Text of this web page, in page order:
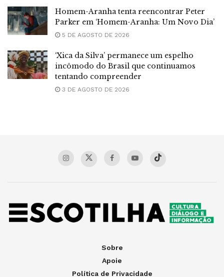
Homem-Aranha tenta reencontrar Peter
Parker em ‘Homem-Aranha: Um Novo Dia’
5 DE AGOSTO DE 2026
‘Xica da Silva’ permanece um espelho
incômodo do Brasil que continuamos
tentando compreender
3 DE AGOSTO DE 2026
Sobre
Apoie
Política de Privacidade